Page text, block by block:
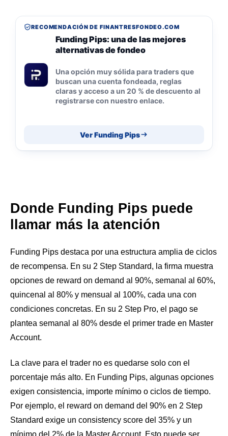
RECOMENDACIÓN DE FINANTRESFONDEO.COM
Funding Pips: una de las mejores
alternativas de fondeo
Una opción muy sólida para traders que
buscan una cuenta fondeada, reglas
claras y acceso a un 20 % de descuento al
registrarse con nuestro enlace.
Ver Funding Pips
Donde Funding Pips puede
llamar más la atención
Funding Pips destaca por una estructura amplia de ciclos
de recompensa. En su 2 Step Standard, la firma muestra
opciones de reward on demand al 90%, semanal al 60%,
quincenal al 80% y mensual al 100%, cada una con
condiciones concretas. En su 2 Step Pro, el pago se
plantea semanal al 80% desde el primer trade en Master
Account.
La clave para el trader no es quedarse solo con el
porcentaje más alto. En Funding Pips, algunas opciones
exigen consistencia, importe mínimo o ciclos de tiempo.
Por ejemplo, el reward on demand del 90% en 2 Step
Standard exige un consistency score del 35% y un
mínimo del 2% de la Master Account. Esto puede ser